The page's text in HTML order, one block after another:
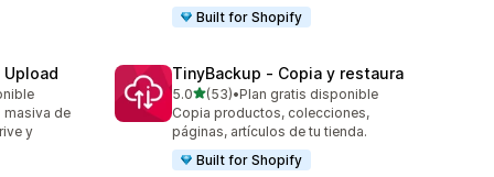
Built for Shopify
Upload
masiva de
y
TinyBackup ‑ Copia y restaura
5.0de 5 estrellas
(53)
53 reseñas en total
•Plan gratis disponible
Copia productos, colecciones,
páginas, artículos de tu tienda.
Built for Shopify